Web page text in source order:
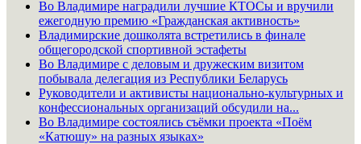
Во Владимире наградили лучшие КТОСы и вручили
ежегодную премию «Гражданская активность»
Владимирские дошколята встретились в финале
общегородской спортивной эстафеты
Во Владимире с деловым и дружеским визитом
побывала делегация из Республики Беларусь
Руководители и активисты национально-культурных и
конфессиональных организаций обсудили на...
Во Владимире состоялись съёмки проекта «Поём
«Катюшу» на разных языках»